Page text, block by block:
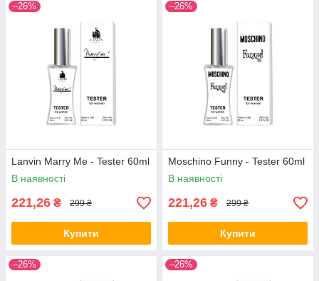
–26%
Lanvin Marry Me - Tester 60ml
В наявності
221,26 ₴ 299 ₴
Купити
–26%
Moschino Funny - Tester 60ml
В наявності
221,26 ₴ 299 ₴
Купити
–26% –26%